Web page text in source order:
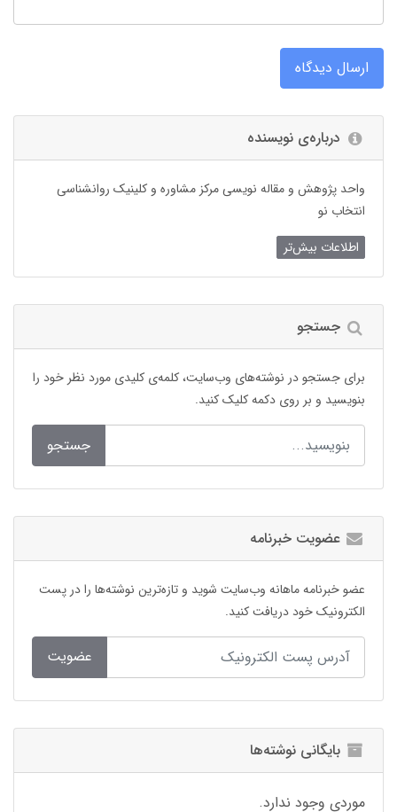
ارسال دیدگاه
درباره‌ی نویسنده
واحد پژوهش و مقاله نویسی مرکز مشاوره و کلینیک روانشناسی
انتخاب نو
اطلاعات بیش‌تر
جستجو
برای جستجو در نوشته‌های وب‌سایت، کلمه‌ی کلیدی مورد نظر خود را
بنویسید و بر روی دکمه کلیک کنید.
جستجو
عضویت خبرنامه
عضو خبرنامه ماهانه وب‌سایت شوید و تازه‌ترین نوشته‌ها را در پست
الکترونیک خود دریافت کنید.
عضویت
بایگانی نوشته‌ها
موردی وجود ندارد.